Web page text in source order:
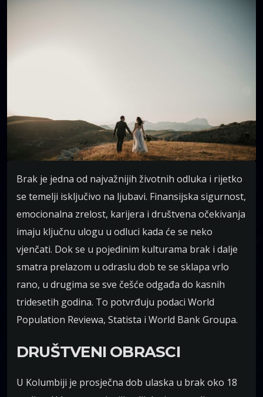
Brak je jedna od najvažnijih životnih odluka i rijetko
se temelji isključivo na ljubavi. Finansijska sigurnost,
emocionalna zrelost, karijera i društvena očekivanja
imaju ključnu ulogu u odluci kada će se neko
vjenčati. Dok se u pojedinim kulturama brak i dalje
smatra prelazom u odraslu dob te se sklapa vrlo
rano, u drugima se sve češće odgađa do kasnih
tridesetih godina. To potvrđuju podaci World
Population Reviewa, Statista i World Bank Groupa.
DRUŠTVENI OBRASCI
U Kolumbiji je prosječna dob ulaska u brak oko 18